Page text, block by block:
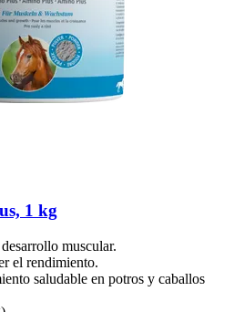
1 kg
muscular.
el rendimiento.
saludable en potros y caballos